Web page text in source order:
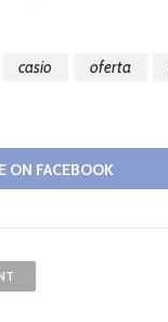
casio oferta
ON FACEBOOK